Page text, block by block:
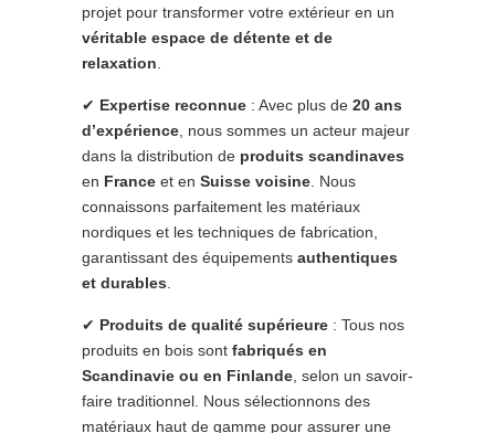
projet pour transformer votre extérieur en un
véritable espace de détente et de
relaxation.
✔ Expertise reconnue : Avec plus de 20 ans
d’expérience, nous sommes un acteur majeur
dans la distribution de produits scandinaves
en France et en Suisse voisine. Nous
connaissons parfaitement les matériaux
nordiques et les techniques de fabrication,
garantissant des équipements authentiques
et durables.
✔ Produits de qualité supérieure : Tous nos
produits en bois sont fabriqués en
Scandinavie ou en Finlande, selon un savoir-
faire traditionnel. Nous sélectionnons des
matériaux haut de gamme pour assurer une